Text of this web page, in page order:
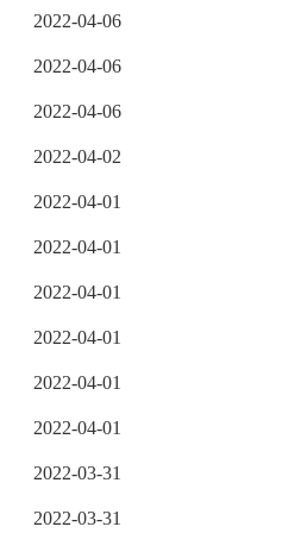
2022-04-06
2022-04-06
2022-04-06
2022-04-02
2022-04-01
2022-04-01
2022-04-01
2022-04-01
2022-04-01
2022-04-01
2022-03-31
2022-03-31